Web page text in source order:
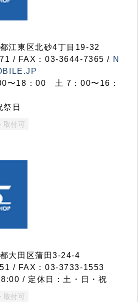
江東区北砂4丁目19-32
/ FAX：03-3644-7365 / N
〜18：00 土 7：00〜16：
日
取付可
大田区蒲田3-24-4
/ FAX：03-3733-1553
/ 定休日：土・日・祝
取付可